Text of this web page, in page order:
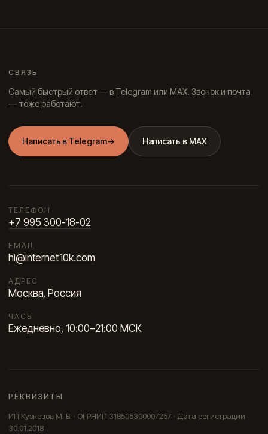
СВЯЗЬ
Самый быстрый ответ — в Telegram или MAX. Звонок и почта
— тоже работают.
Написать в Telegram→ Написать в MAX
ТЕЛЕФОН
+7 995 300-18-02
EMAIL
hi@internet10k.com
АДРЕС
Москва, Россия
ЧАСЫ
Ежедневно, 10:00–21:00 МСК
РЕКВИЗИТЫ
ИП Кузнецов М. В. · ОГРНИП 318505300007257 · Дата регистрации
30.01.2018